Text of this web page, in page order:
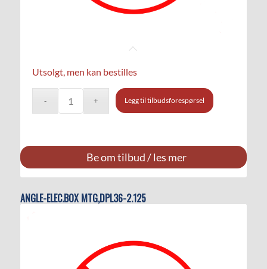
Utsolgt, men kan bestilles
Legg til tilbudsforespørsel
Be om tilbud / les mer
ANGLE-ELEC.BOX MTG,DPL36-2.125